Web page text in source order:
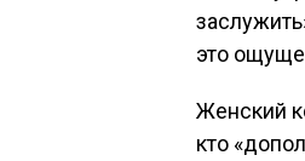
это
Женский
кто